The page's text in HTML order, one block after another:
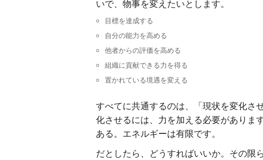
いで、物事を変えたいとします。
目標を達成する
自分の能力を高める
他者からの評価を高める
組織に貢献できる力を得る
置かれている境遇を変える
すべてに共通するのは、「現状を変化さ
化させるには、力を加える必要がありま
ある。エネルギーは有限です。
だとしたら、どうすればいいか。その限